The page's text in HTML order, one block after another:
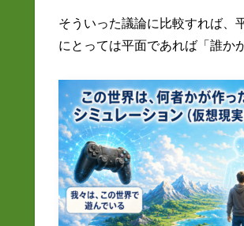
そういった議論に比較すれば、
にとっては平面であれば「誰か